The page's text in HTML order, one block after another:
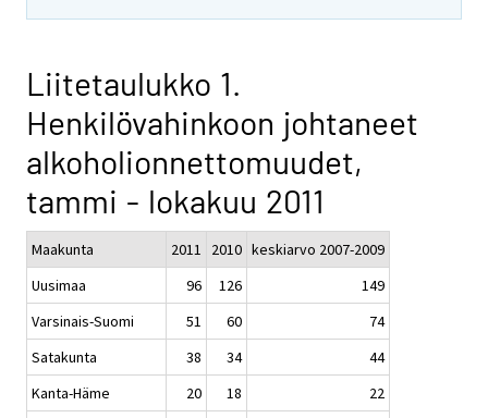
Liitetaulukko 1.
Henkilövahinkoon johtaneet
alkoholionnettomuudet,
tammi - lokakuu 2011
Maakunta 2011 2010 keskiarvo 2007-2009
Uusimaa
96 126
149
Varsinais-Suomi
51 60
74
Satakunta
38 34
44
Kanta-Häme
20 18
22